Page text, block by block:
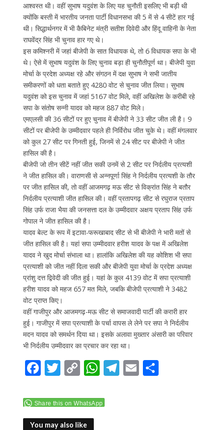
आश्वस्त थी। वहीं सुभाष यदुवंश के लिए यह चुनौती इसलिए भी बड़ी थी
क्योंकि बस्ती में भारतीय जनता पार्टी विधानसभा की 5 में से 4 सीटें हार गई
थी। सिद्धार्थनगर में भी कैबिनेट मंत्री सतीश दिवेदी और हिंदू वाहिनी के नेता
राघवेंद्र सिंह भी चुनाव हार गए थे।
इस कमिश्नरी में जहां बीजेपी के सात विधायक थे, तो 6 विधायक सपा के भी
थे। ऐसे में सुभाष यदुवंश के लिए चुनाव बड़ा ही चुनौतीपूर्ण था। बीजेपी युवा
मोर्चा के प्रदेश अध्यक्ष रहे और संगठन में दक्ष सुभाष ने सभी जातीय
समीकरणों को धता बताते हुए 4280 वोट से चुनाव जीत लिया। सुभाष
यदुवंश को इस चुनाव में जहां 5167 वोट मिले, वहीं अखिलेश के करीबी रहे
सपा के संतोष सन्नी यादव को महज 887 वोट मिले।
एमएलसी की 36 सीटों पर हुए चुनाव में बीजेपी ने 33 सीट जीत ली है। 9
सीटों पर बीजेपी के उम्मीदवार पहले ही निर्विरोध जीत चुके थे। वहीं मंगलवार
को कुल 27 सीट पर गिनती हुई, जिनमें से 24 सीट पर बीजेपी ने जीत
हासिल की है।
बीजेपी जो तीन सीटें नहीं जीत सकी उनमें से 2 सीट पर निर्दलीय प्रत्यशी
ने जीत हासिल की। वाराणसी से अन्नपूर्णा सिंह ने निर्दलीय प्रत्यशी के तौर
पर जीत हासिल की, तो वहीं आजमगढ़ मऊ सीट से विक्रांत सिंह ने बतौर
निर्दलीय प्रत्याशी जीत हासिल की। वहीं प्रतापगढ़ सीट से रघुराज प्रताप
सिंह उर्फ राजा भैया की जनसत्ता दल के उम्मीदवार अक्षय प्रताप सिंह उर्फ
गोपाल ने जीत हासिल की है।
यादव बेल्ट के रूप में इटावा-फरूखाबाद सीट से भी बीजेपी ने भारी मतों से
जीत हासिल की है। यहां सपा उम्मीदवार हरीश यादव के पक्ष में अखिलेश
यादव ने खुद मोर्चा संभाला था। हालांकि अखिलेश की यह कोशिश भी सपा
प्रत्याशी को जीत नहीं दिला सकी और बीजेपी युवा मोर्चा के प्रदेश अध्यक्ष
प्रांशु दत्त द्विवेदी की जीत हुई। यहां के कुल 4139 वोट में सपा प्रत्याशी
हरीश यादव को महज 657 मत मिले, जबकि बीजेपी प्रत्याशी ने 3482
वोट प्राप्त किए।
वहीं गाजीपुर और आजमगढ़-मऊ सीट से समाजवादी पार्टी की करारी हार
हुई। गाजीपुर में सपा प्रत्याशी के पर्चा वापस ले लेने पर सपा ने निर्दलीय
मदन यादव को समर्थन दिया था। इसके अलावा मुख्तार अंसारी का परिवार
भी निर्दलीय उम्मीदवार का प्रचार कर रहा था।
F
e
b
T
itt
er
C
p
y
W
at
T E S
Share this on WhatsApp
You may also like